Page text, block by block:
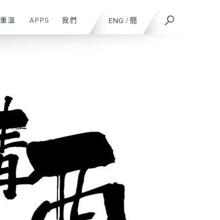
ENG / 簡
重溫 APPS 我們